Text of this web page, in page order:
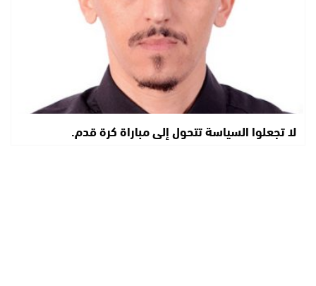
لا تجعلوا السياسة تتحول إلى مباراة كرة قدم.